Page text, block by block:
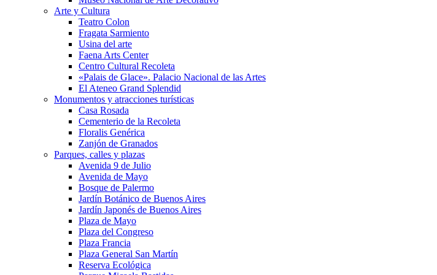
Arte y Cultura
Teatro Colon
Fragata Sarmiento
Usina del arte
Faena Arts Center
Centro Cultural Recoleta
«Palais de Glace». Palacio Nacional de las Artes
El Ateneo Grand Splendid
Monumentos y atracciones turísticas
Casa Rosada
Cementerio de la Recoleta
Floralis Genérica
Zanjón de Granados
Parques, calles y plazas
Avenida 9 de Julio
Avenida de Mayo
Bosque de Palermo
Jardín Botánico de Buenos Aires
Jardín Japonés de Buenos Aires
Plaza de Mayo
Plaza del Congreso
Plaza Francia
Plaza General San Martín
Reserva Ecológica